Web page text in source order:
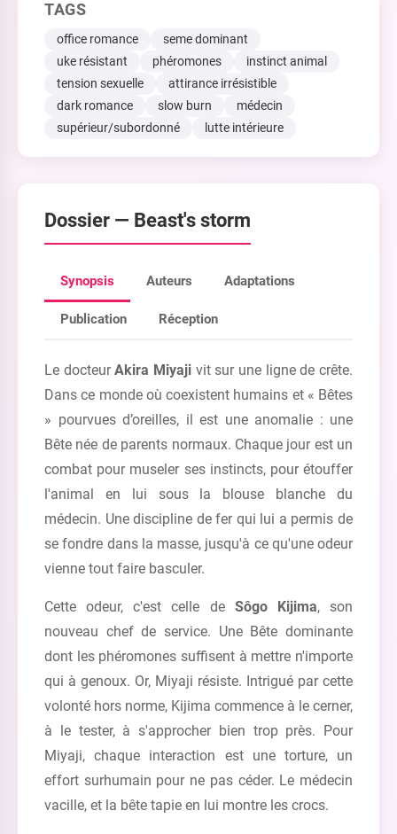
TAGS
office romance
seme dominant
uke résistant
phéromones
instinct animal
tension sexuelle
attirance irrésistible
dark romance
slow burn
médecin
supérieur/subordonné
lutte intérieure
Dossier — Beast's storm
Synopsis Auteurs Adaptations
Publication Réception
Le docteurAkira Miyaji vit sur une ligne de crête.
Dans ce monde où coexistent humains et « Bêtes
» pourvues d’oreilles, il est une anomalie : une
Bête née de parents normaux. Chaque jour est un
combat pour museler ses instincts, pour étouffer
l'animal en lui sous la blouse blanche du
médecin. Une discipline de fer qui lui a permis de
se fondre dans la masse, jusqu'à ce qu'une odeur
vienne tout faire basculer.
Cette odeur, c'est celle de Sôgo Kijima, son
nouveau chef de service. Une Bête dominante
dont les phéromones suffisent à mettre n'importe
qui à genoux. Or, Miyaji résiste. Intrigué par cette
volonté hors norme, Kijima commence à le cerner,
à le tester, à s'approcher bien trop près. Pour
Miyaji, chaque interaction est une torture, un
effort surhumain pour ne pas céder. Le médecin
vacille, et la bête tapie en lui montre les crocs.